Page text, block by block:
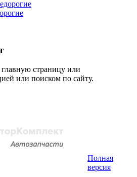
страницу или
или поиском по сайту.
Полная
версия